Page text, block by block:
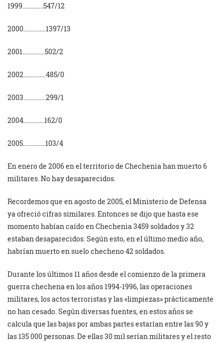
1999…………..547/12
2000……………1397/13
2001……………502/2
2002……………485/0
2003……………299/1
2004…………..162/0
2005……………103/4
En enero de 2006 en el territorio de Chechenia han muerto 6
militares. No hay desaparecidos.
Recordemos que en agosto de 2005, el Ministerio de Defensa
ya ofreció cifras similares. Entonces se dijo que hasta ese
momento habían caído en Chechenia 3459 soldados y 32
estaban desaparecidos. Según esto, en el último medio año,
habrían muerto en suelo checheno 42 soldados.
Durante los últimos 11 años desde el comienzo de la primera
guerra chechena en los años 1994-1996, las operaciones
militares, los actos terroristas y las «limpiezas» prácticamente
no han cesado. Según diversas fuentes, en estos años se
calcula que las bajas por ambas partes estarían entre las 90 y
las 135 000 personas. De ellas 30 mil serían militares y el resto